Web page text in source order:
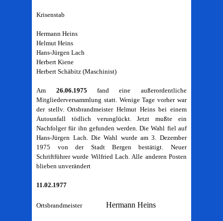
Krisenstab
Hermann Heins
Helmut Heins
Hans-Jürgen Lach
Herbert Kiene
Herbert Schäbitz (Maschinist)
Am 26.06.1975 fand eine außerordentliche
Mitgliederversammlung statt. Wenige Tage vorher war
der stellv. Ortsbrandmeister Helmut Heins bei einem
Autounfall tödlich verunglückt. Jetzt mußte ein
Nachfolger für ihn gefunden werden. Die Wahl fiel auf
Hans-Jürgen Lach. Die Wahl wurde am 3. Dezember
1975 von der Stadt Bergen bestätigt. Neuer
Schriftführer wurde Wilfried Lach. Alle anderen Posten
blieben unverändert
11.02.1977
OrtsbrandmeisterHermann Heins